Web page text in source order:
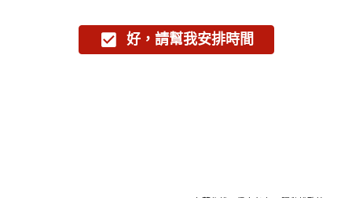
好，請幫我安排時間